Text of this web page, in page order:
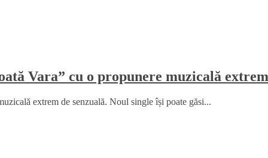
Vara” cu o propunere muzicală
extrem de senzuală. Noul single își poate găsi...